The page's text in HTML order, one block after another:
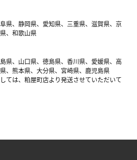
県、静岡県、愛知県、三重県、滋賀県、京
、和歌山県
県、山口県、徳島県、香川県、愛媛県、高
、熊本県、大分県、宮崎県、鹿児島県
ては、粕屋町店より発送させていただいて